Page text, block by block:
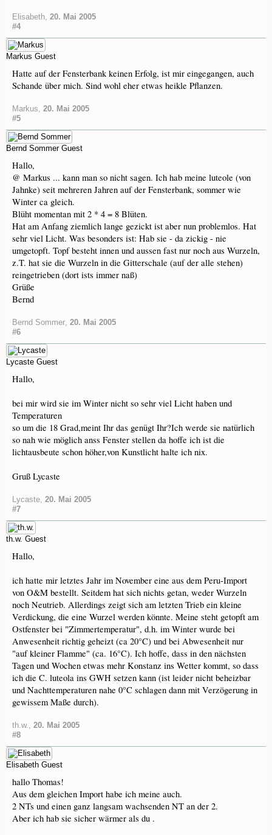
Elisabeth, 20. Mai 2005
#4
Markus Guest
Hatte auf der Fensterbank keinen Erfolg, ist mir eingegangen, auch
Schande über mich. Sind wohl eher etwas heikle Pflanzen.
Markus, 20. Mai 2005
#5
Bernd Sommer Guest
Hallo,
@ Markus ... kann man so nicht sagen. Ich hab meine luteole (von
Jahnke) seit mehreren Jahren auf der Fensterbank, sommer wie
Winter ca gleich.
Blüht momentan mit 2 * 4 = 8 Blüten.
Hat am Anfang ziemlich lange gezickt ist aber nun problemlos. Hat
sehr viel Licht. Was besonders ist: Hab sie - da zickig - nie
umgetopft. Topf besteht innen und aussen fast nur noch aus Wurzeln,
z.T. hat sie die Wurzeln in die Gitterschale (auf der alle stehen)
reingetrieben (dort ists immer naß)
Grüße
Bernd
Bernd Sommer, 20. Mai 2005
#6
Lycaste Guest
Hallo,
bei mir wird sie im Winter nicht so sehr viel Licht haben und
Temperaturen
so um die 18 Grad,meint Ihr das genügt Ihr?Ich werde sie natürlich
so nah wie möglich anss Fenster stellen da hoffe ich ist die
lichtausbeute schon höher,von Kunstlicht halte ich nix.
Gruß Lycaste
Lycaste, 20. Mai 2005
#7
th.w. Guest
Hallo,
ich hatte mir letztes Jahr im November eine aus dem Peru-Import
von O&M bestellt. Seitdem hat sich nichts getan, weder Wurzeln
noch Neutrieb. Allerdings zeigt sich am letzten Trieb ein kleine
Verdickung, die eine Wurzel werden könnte. Meine steht getopft am
Ostfenster bei "Zimmertemperatur", d.h. im Winter wurde bei
Anwesenheit richtig geheizt (ca 20°C) und bei Abwesenheit nur
"auf kleiner Flamme" (ca. 16°C). Ich hoffe, dass in den nächsten
Tagen und Wochen etwas mehr Konstanz ins Wetter kommt, so dass
ich die C. luteola ins GWH setzen kann (ist leider nicht beheizbar
und Nachttemperaturen nahe 0°C schlagen dann mit Verzögerung in
gewissem Maße durch).
th.w., 20. Mai 2005
#8
Elisabeth Guest
hallo Thomas!
Aus dem gleichen Import habe ich meine auch.
2 NTs und einen ganz langsam wachsenden NT an der 2.
Aber ich hab sie sicher wärmer als du .